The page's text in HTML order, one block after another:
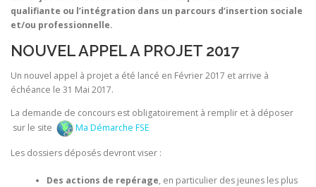
qualifiante ou l’intégration dans un parcours d’insertion sociale
et/ou professionnelle.
NOUVEL APPEL A PROJET 2017
Un nouvel appel à projet a été lancé en Février 2017 et arrive à
échéance le 31 Mai 2017.
La demande de concours est obligatoirement à remplir et à déposer
sur le site
Ma Démarche FSE
Les dossiers déposés devront viser :
Des actions de repérage, en particulier des jeunes les plus